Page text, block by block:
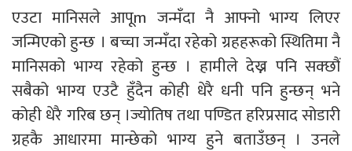
एउटा मानिसले आपूm जन्मँदा नै आफ्नो भाग्य लिएर
जन्मिएको हुन्छ । बच्चा जन्मँदा रहेको ग्रहहरूको स्थितिमा नै
मानिसको भाग्य रहेको हुन्छ । हामीले देख्न पनि सक्छौं
सबैको भाग्य एउटै हुँदैन कोही धेरै धनी पनि हुन्छन् भने
कोही धेरै गरिब छन् ।ज्योतिष तथा पण्डित हरिप्रसाद सोडारी
ग्रहकै आधारमा मान्छेको भाग्य हुने बताउँछन् । उनले